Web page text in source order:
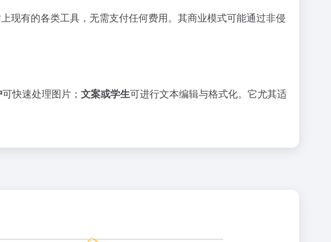
现有的各类工具，无需支付任何费用。其商业模式可能通过非侵
可快速处理图片； 文案或学生可进行文本编辑与格式化。它尤其适